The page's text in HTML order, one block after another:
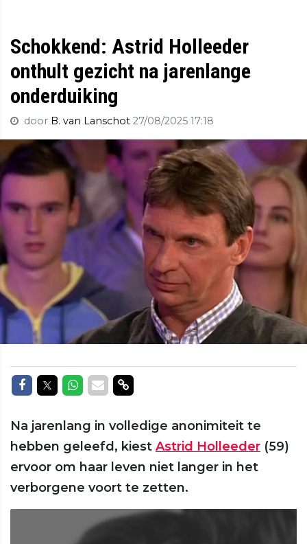
Schokkend: Astrid Holleeder
onthult gezicht na jarenlange
onderduiking
door B. van Lanschot 27/08/2025 17:18
Delen op Facebook
Delen op Twitter
Delen op Whatsapp
Delen via Mail
Delen via link
Na jarenlang in volledige anonimiteit te
hebben geleefd, kiest Astrid Holleeder (59)
ervoor om haar leven niet langer in het
verborgene voort te zetten.